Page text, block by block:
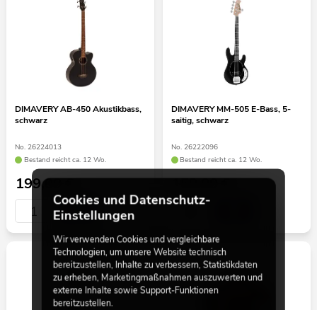
DIMAVERY AB-450 Akustikbass,
schwarz
No. 26224013
Bestand reicht ca. 12 Wo.
199,00€
DIMAVERY MM-505 E-Bass, 5-
saitig, schwarz
No. 26222096
Bestand reicht ca. 12 Wo.
159,00€
Cookies und Datenschutz-
Einstellungen
Wir verwenden Cookies und vergleichbare
Technologien, um unsere Website technisch
bereitzustellen, Inhalte zu verbessern, Statistikdaten
zu erheben, Marketingmaßnahmen auszuwerten und
externe Inhalte sowie Support-Funktionen
bereitzustellen.